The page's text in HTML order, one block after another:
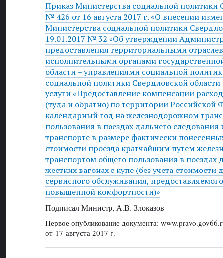
Приказ Министерства социальной политики
№ 426 от 16 августа 2017 г. «О внесении
Министерства социальной политики
19.01.2017 № 32 «Об утверждении
предоставления территориальными
исполнительными органами
области – управлениями социальной
социальной политики Свердловской области
услуги «Предоставление компенсации
(туда и обратно) по территории Российской
календарный год на железнодорожном
пользования в поездах дальнего
транспорте в размере фактически
стоимости проезда кратчайшим путем
транспортом общего пользования в поездах
жестких вагонах с купе (без учета стоимости
сервисного обслуживания,
повышенной комфортности)»
Подписал Министр, А.В. Злоказов
Первое опубликование документа:
от 17 августа 2017 г.